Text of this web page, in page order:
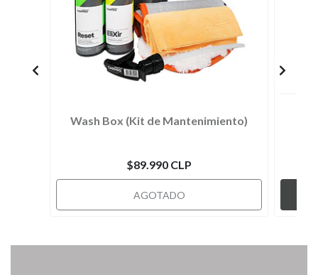
Wash Box (Kit de Mantenimiento)
$89.990 CLP
AGOTADO